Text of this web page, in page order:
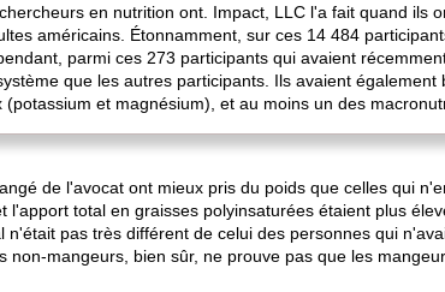
en nutrition ont. Impact, LLC l'a fait quand ils
américains. Étonnamment, sur ces 14 484
parmi ces 273 participants qui avaient
que les autres participants. Ils avaient
et magnésium), et au moins un des
de l'avocat ont mieux pris du poids que celles qui
l'apport total en graisses polyinsaturées étaient plus
n'était pas très différent de celui des personnes qui
non-mangeurs, bien sûr, ne prouve pas que les